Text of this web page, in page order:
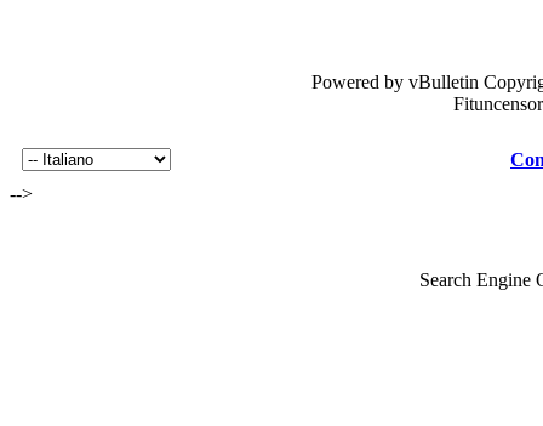
Powered by vBulletin
-->
Search Engine